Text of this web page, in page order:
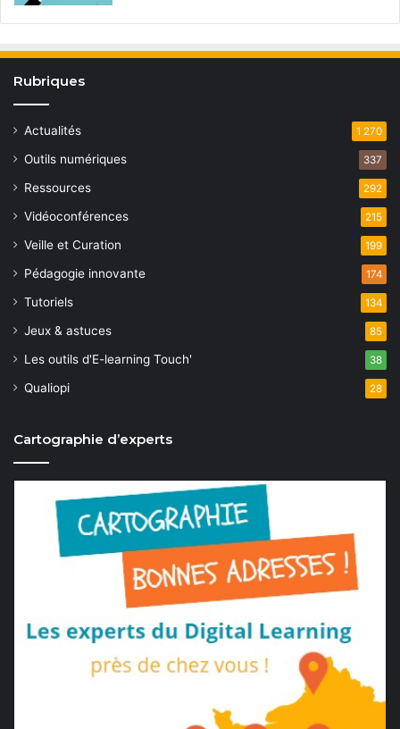
Rubriques
Actualités 1 270
Outils numériques 337
Ressources 292
Vidéoconférences 215
Veille et Curation 199
Pédagogie innovante 174
Tutoriels 134
Jeux & astuces 85
Les outils d'E-learning Touch' 38
Qualiopi 28
Cartographie d’experts